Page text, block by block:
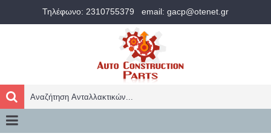
Τηλέφωνο: 2310755379 email: gacp@otenet.gr